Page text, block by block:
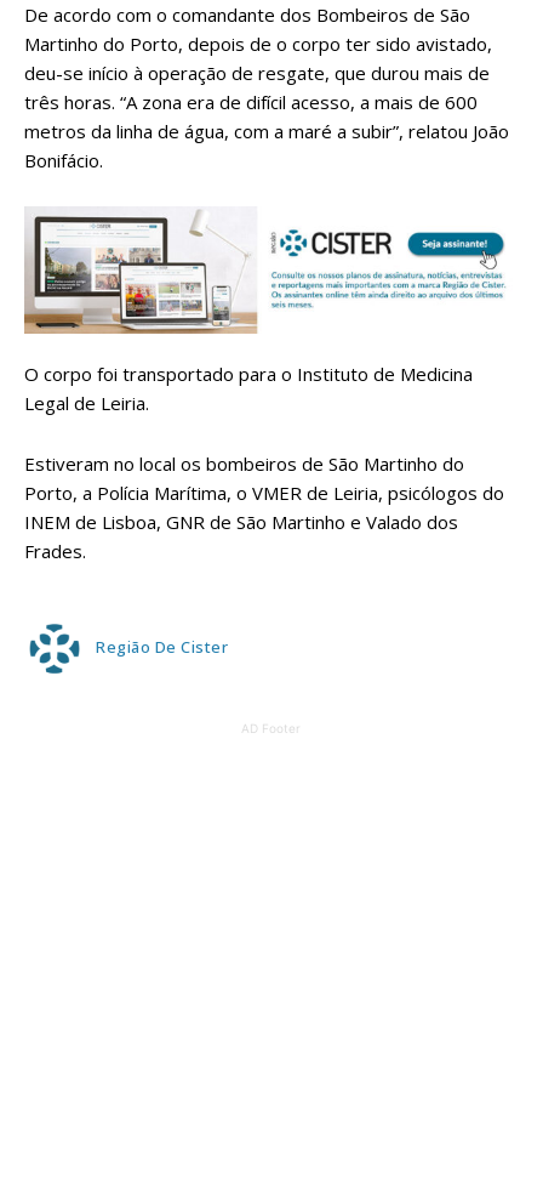
De acordo com o comandante dos Bombeiros de São
Martinho do Porto, depois de o corpo ter sido avistado,
deu-se início à operação de resgate, que durou mais de
três horas. “A zona era de difícil acesso, a mais de 600
metros da linha de água, com a maré a subir”, relatou João
Bonifácio.
O corpo foi transportado para o Instituto de Medicina
Legal de Leiria.
Estiveram no local os bombeiros de São Martinho do
Porto, a Polícia Marítima, o VMER de Leiria, psicólogos do
INEM de Lisboa, GNR de São Martinho e Valado dos
Frades.
Região De Cister
AD Footer